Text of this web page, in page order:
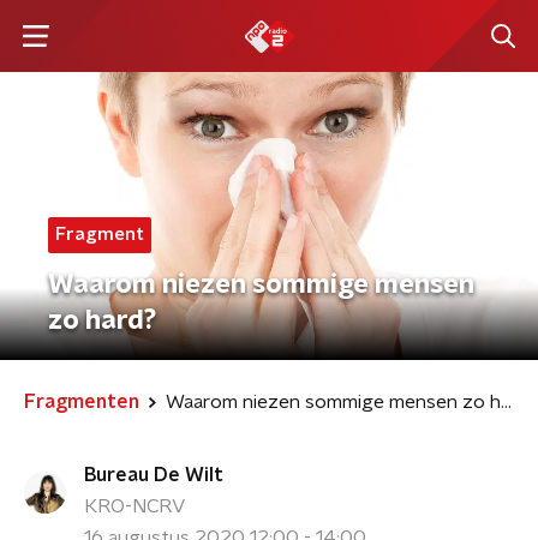
Fragment
Waarom niezen sommige mensen
zo hard?
Fragmenten Waarom niezen sommige mensen zo hard?
Bureau De Wilt
KRO-NCRV